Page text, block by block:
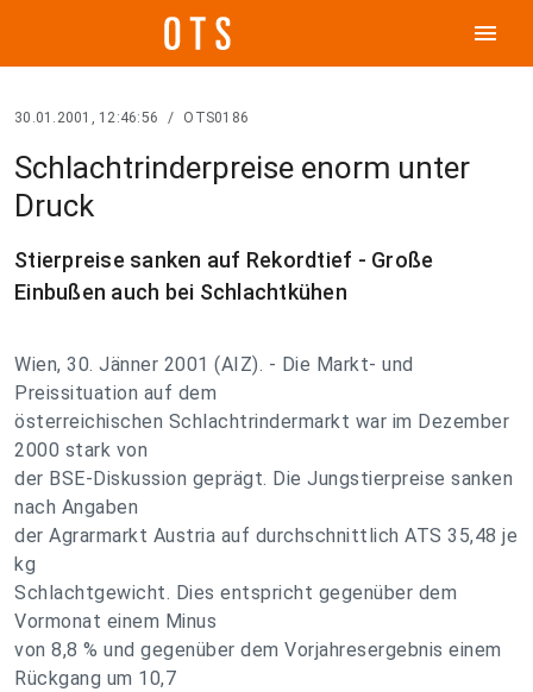
menu
30.01.2001, 12:46:56 / OTS0186
Schlachtrinderpreise enorm unter
Druck
Stierpreise sanken auf Rekordtief - Große
Einbußen auch bei Schlachtkühen
Wien, 30. Jänner 2001 (AIZ). - Die Markt- und
Preissituation auf dem
österreichischen Schlachtrindermarkt war im Dezember
2000 stark von
der BSE-Diskussion geprägt. Die Jungstierpreise sanken
nach Angaben
der Agrarmarkt Austria auf durchschnittlich ATS 35,48 je
kg
Schlachtgewicht. Dies entspricht gegenüber dem
Vormonat einem Minus
von 8,8 % und gegenüber dem Vorjahresergebnis einem
Rückgang um 10,7